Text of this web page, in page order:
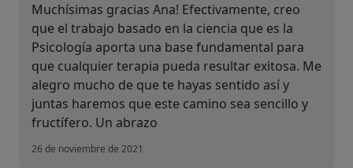
Muchísimas gracias Ana! Efectivamente, creo
que el trabajo basado en la ciencia que es la
Psicología aporta una base fundamental para
que cualquier terapia pueda resultar exitosa. Me
alegro mucho de que te hayas sentido así y
juntas haremos que este camino sea sencillo y
fructífero. Un abrazo
26 de noviembre de 2021